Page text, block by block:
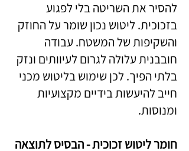
להסיר את השריטה בלי לפגוע
בזכוכית. ליטוש נכון שומר על החוזק
והשקיפות של המשטח. עבודה
חובבנית עלולה לגרום לעיוותים ונזק
בלתי הפיך. לכן שימוש בליטוש מכני
חייב להיעשות בידיים מקצועיות
ומנוסות.
חומר ליטוש זכוכית - הבסיס לתוצאה